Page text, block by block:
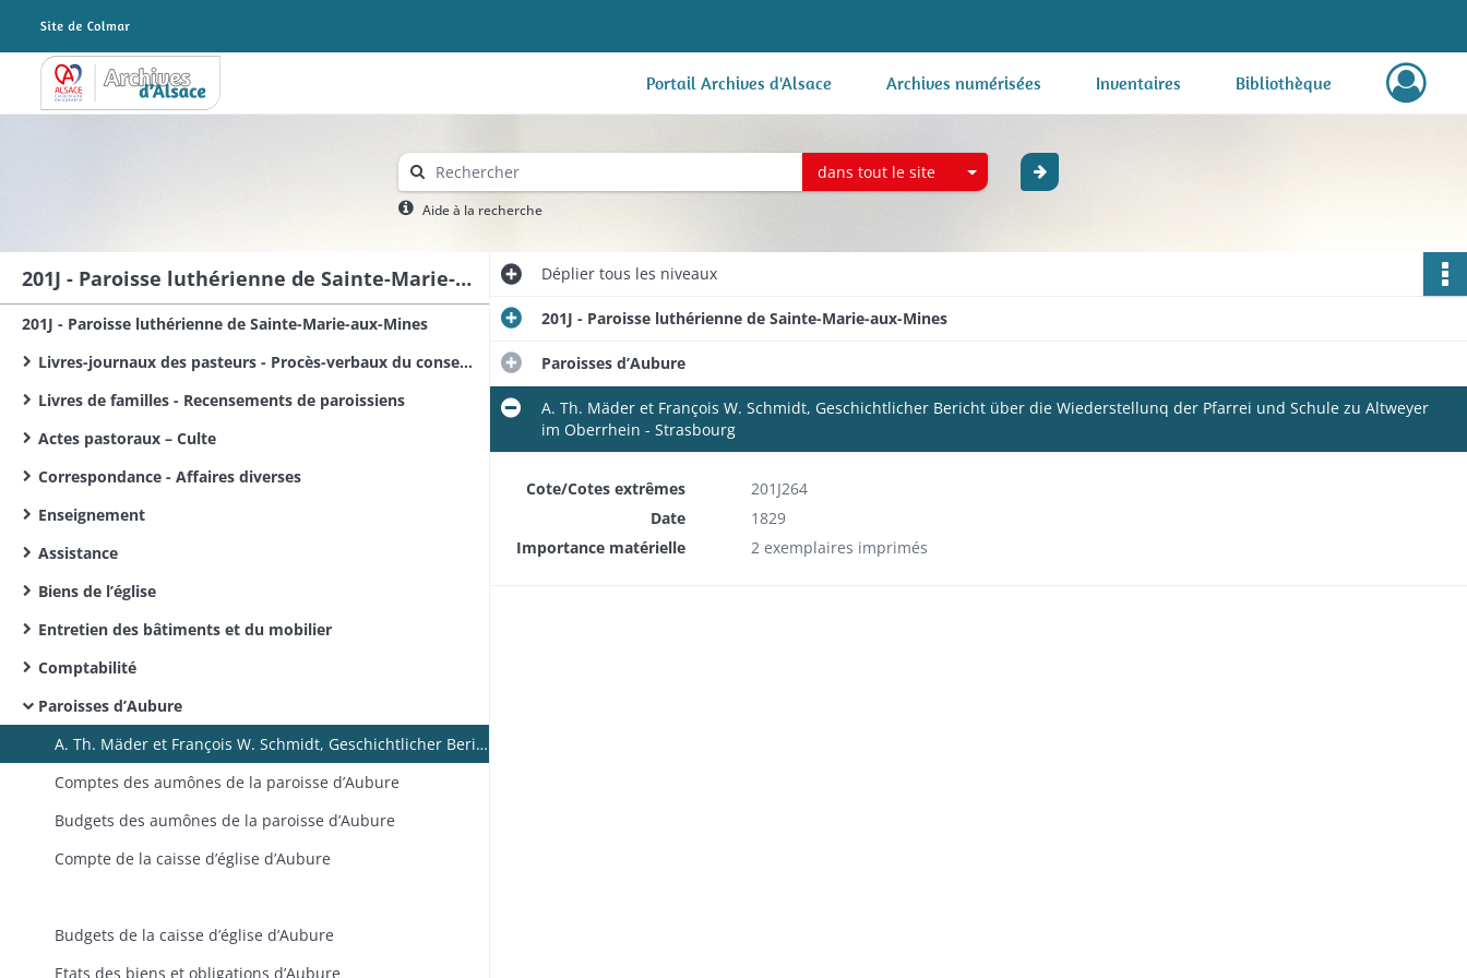
Archives Alsace - Colmar Portail Archives d'Alsace Archives numérisées Inventaires Bibliothèque
dans tout le site
Aide à la recherche
201J - Paroisse luthérienne de Sainte-Marie-aux-Mines
201J - Paroisse luthérienne de Sainte-Marie-aux-Mines
Livres-journaux des pasteurs - Procès-verbaux du conseil presbytéral
Livres de familles - Recensements de paroissiens
Actes pastoraux – Culte
Correspondance - Affaires diverses
Enseignement
Assistance
Biens de l’église
Entretien des bâtiments et du mobilier
Comptabilité
Paroisses d’Aubure
A. Th. Mäder et François W. Schmidt, Geschichtlicher Bericht über die Wiederstellunq der Pfarrei und Schule zu Altweyer im Oberrhein - Strasbourg
Comptes des aumônes de la paroisse d’Aubure
Budgets des aumônes de la paroisse d’Aubure
Compte de la caisse d’église d’Aubure
Budgets de la caisse d’église d’Aubure
Etats des biens et obligations d’Aubure
Dépliertous les niveaux
201J - Paroisse luthérienne de Sainte-Marie-aux-Mines
Paroisses d’Aubure
A. Th. Mäder et François W. Schmidt, Geschichtlicher Bericht über die Wiederstellunq der Pfarrei und Schule zu Altweyer
im Oberrhein - Strasbourg
Cote/Cotes extrêmes
201J264
Date
1829
Importance matérielle
2 exemplaires imprimés